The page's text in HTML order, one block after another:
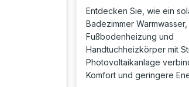
Entdecken Sie, wie ein
Badezimmer Warmwasser,
Fußbodenheizung und
Handtuchheizkörper mit
Photovoltaikanlage
Komfort und geringere